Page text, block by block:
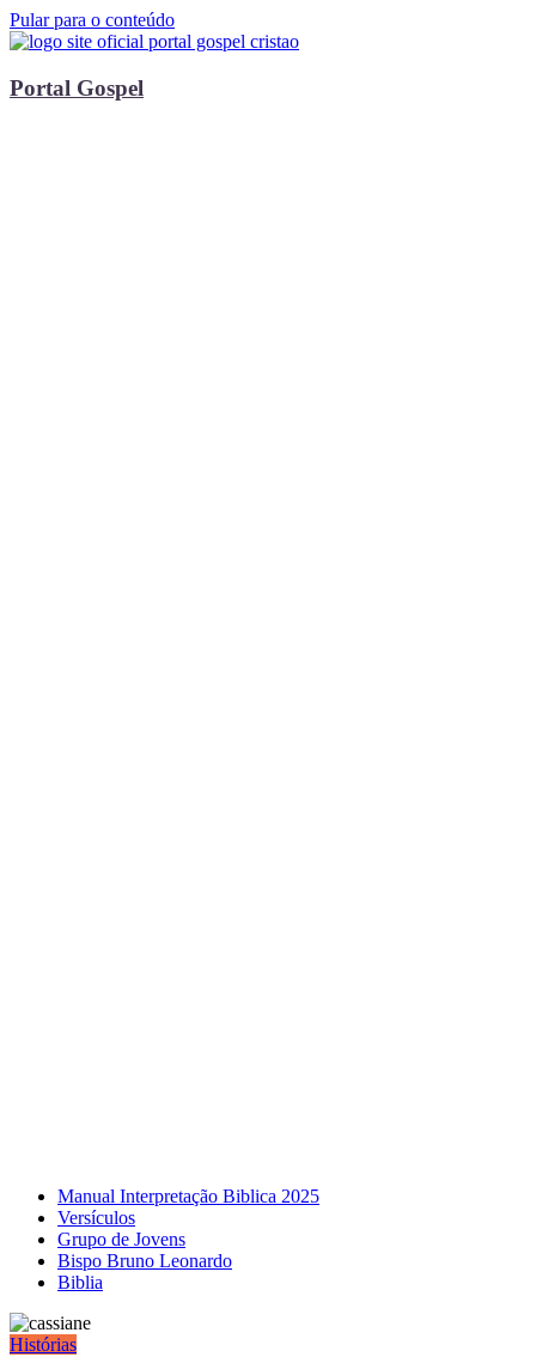
Pular para o conteúdo
Portal Gospel
Manual Interpretação Biblica 2025
Versículos
Grupo de Jovens
Bispo Bruno Leonardo
Biblia
Histórias